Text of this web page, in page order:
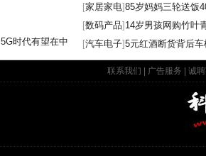
5G时代有望在中
[家居家电]85岁妈妈三轮送饭
[数码产品] 14岁男孩网购竹叶
[汽车电子]5元红酒断货背后
联系我们 广告服务 诚